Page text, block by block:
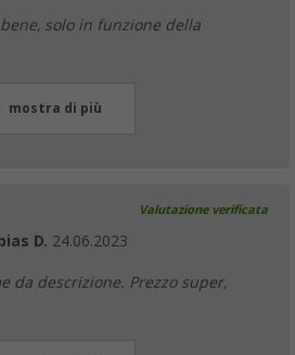
solo in funzione della
mostra di più
Valutazione verificata
D. 24.06.2023
da descrizione. Prezzo super,